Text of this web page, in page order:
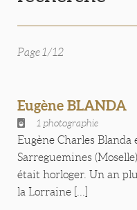
Page 1/12
Eugène BLANDA
1 photographie
Eugène Charles Blanda
Sarreguemines
était horloger. Un an
la Lorraine [...]